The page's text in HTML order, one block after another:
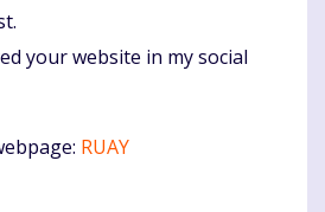
your website in my social
RUAY